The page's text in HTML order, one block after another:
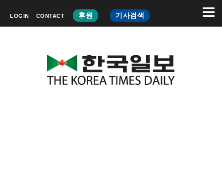
LOGIN CONTACT 후원 기사검색